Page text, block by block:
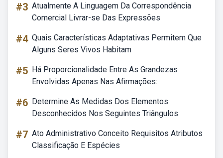
#3 Atualmente A Linguagem Da Correspondência
Comercial Livrar-se Das Expressões
#4 Quais Características Adaptativas Permitem Que
Alguns Seres Vivos Habitam
#5 Há Proporcionalidade Entre As Grandezas
Envolvidas Apenas Nas Afirmações:
#6 Determine As Medidas Dos Elementos
Desconhecidos Nos Seguintes Triângulos
#7 Ato Administrativo Conceito Requisitos Atributos
Classificação E Espécies